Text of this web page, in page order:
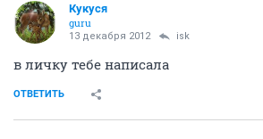
Кукуся
guru
13 декабря 2012 isk
в личку тебе написала
ОТВЕТИТЬ